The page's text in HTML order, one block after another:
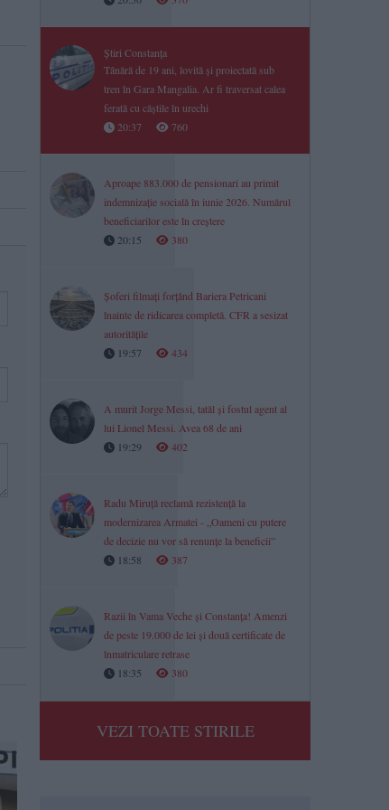
Știri Constanța
Tânără de 19 ani, lovită și proiectată sub
tren în Gara Mangalia. Ar fi traversat calea
ferată cu căștile în urechi
20:37
760
Aproape 883.000 de pensionari au primit
indemnizație socială în iunie 2026. Numărul
beneficiarilor este în creștere
20:15
380
Șoferi filmați forțând Bariera Petricani
înainte de ridicarea completă. CFR a sesizat
autoritățile
19:57
434
A murit Jorge Messi, tatăl și fostul agent al
lui Lionel Messi. Avea 68 de ani
19:29
402
Radu Miruță reclamă rezistență la
modernizarea Armatei - „Oameni cu putere
de decizie nu vor să renunțe la beneficii”
18:58
387
Razii în Vama Veche și Constanța! Amenzi
de peste 19.000 de lei și două certificate de
înmatriculare retrase
18:35
380
VEZI TOATE STIRILE